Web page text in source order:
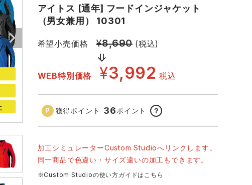
工対象商品
工対象商品
GDジャパン カーシーカシマ
セロリー 大阪支店
スターライト工業 東洋物産工業
103 シルバーグレー
アイトス [通年] フードインジャケット
（男女兼用） 10301
希望小売価格 ¥8,690 (税込)
WEB特別価格 ¥3,992 税込
獲得ポイント 36ポイント ？
加工シミュレーターCustom Studioへリンクします。
同一商品で色違い・サイズ違いの加工もできます。
※Custom Studioの使い方ガイドはこちら